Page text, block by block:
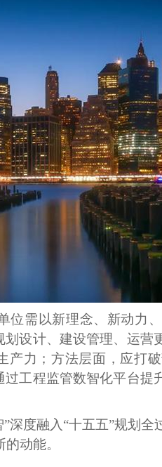
位需以新理念、新动力
设计、建设管理、运
力；方法层面，应打
工程监管数智化平台提
度融入“十五五”规划
动能。